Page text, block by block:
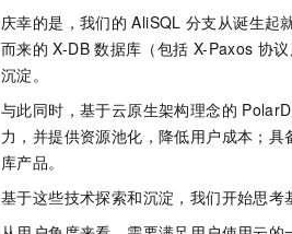
庆幸的是，我们的 AliSQL 分支从诞生起
而来的 X-DB 数据库（包括 X-Paxos 协
沉淀。
与此同时，基于云原生架构理念的
力，并提供资源池化，降低用户成本；
库产品。
基于这些技术探索和沉淀，我们开始思考